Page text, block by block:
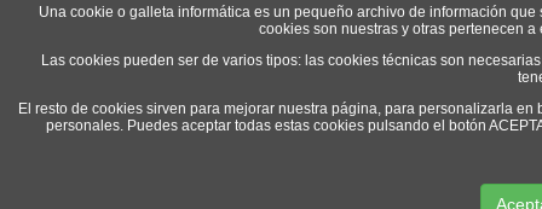
Una cookie o galleta informática es un pequeño archivo de información
cookies son nuestras y otras pertenecen
Las cookies pueden ser de varios tipos: las cookies técnicas son
El resto de cookies sirven para mejorar nuestra página, para personalizarla
personales. Puedes aceptar todas estas cookies pulsando el botón